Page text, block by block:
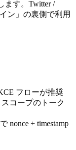
ます。Twitter /
ン」の裏側で利用
フローが推奨
スコープのトーク
nonce + timestamp